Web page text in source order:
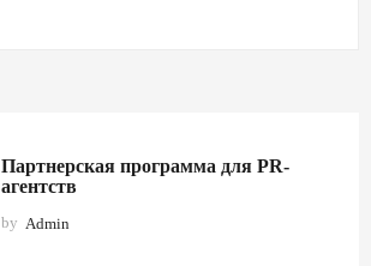
Партнерская программа для PR-
агентств
by Admin